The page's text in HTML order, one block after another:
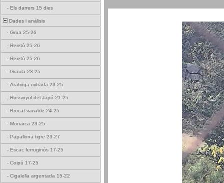
- Els darrers 15 dies
Dades i anàlisis
- Grua 25-26
- Reietó 25-26
- Reietó 25-26
- Graula 23-25
- Aratinga mitrada 23-25
- Rossinyol del Japó 21-25
- Brocat variable 24-25
- Monarca 23-25
- Papallona tigre 23-27
- Escac ferruginós 17-25
- Coipú 17-25
- Cigalella argentada 15-22